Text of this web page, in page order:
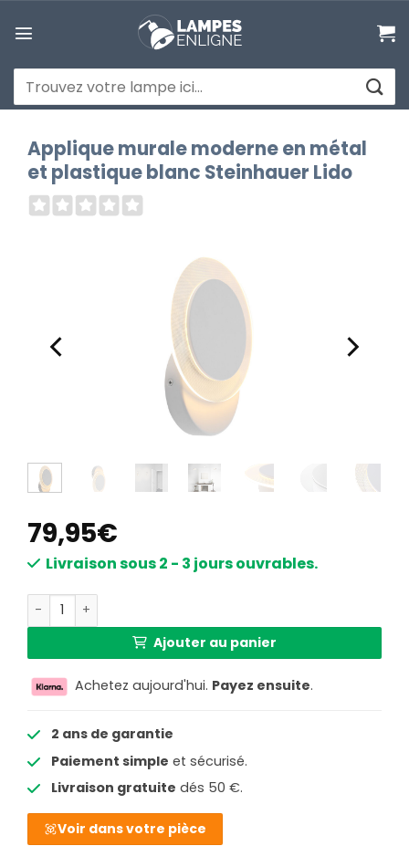
au
Recherche
pour :
Applique murale moderne en métal
et plastique blanc Steinhauer Lido
79,95€
Livraison sous 2 - 3 jours ouvrables.
quantité de Applique murale moderne en métal et
Ajouter au panier
Achetez aujourd'hui. Payez ensuite.
2 ans de garantie
Paiement simple et sécurisé.
Livraison gratuite dés 50 €.
Voir dans votre pièce